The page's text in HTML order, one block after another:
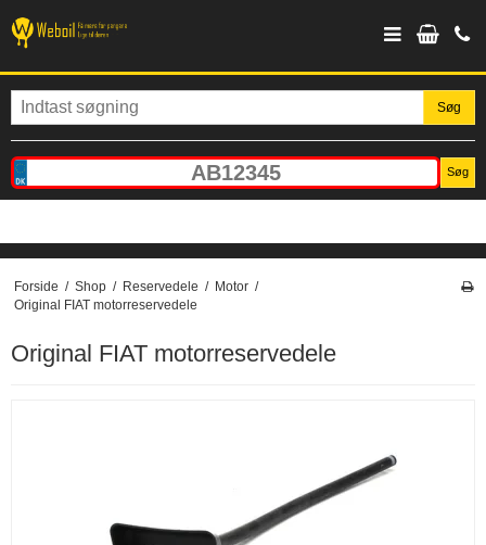
Søg
Søg
Forside / Shop / Reservedele / Motor /
Original FIAT motorreservedele
Original FIAT motorreservedele